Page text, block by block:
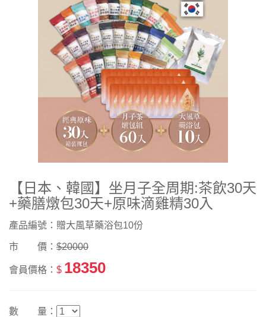
【日本、韓國】坐月子全周期:茶飲30天
+藥膳燉包30天+原味滴雞精30入
產品編號：贈大風草藥浴包10份
市 價： $20000
會員價格： $ 18350
數 量：